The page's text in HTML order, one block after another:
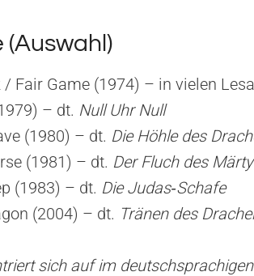
(Auswahl)
/ Fair Game (1974) – in vielen
– dt. Null Uhr Null
(1980) – dt. Die Höhle des
(1981) – dt. Der Fluch des
(1983) – dt. Die Judas‑Schafe
(2004) – dt. Tränen des
sich auf im